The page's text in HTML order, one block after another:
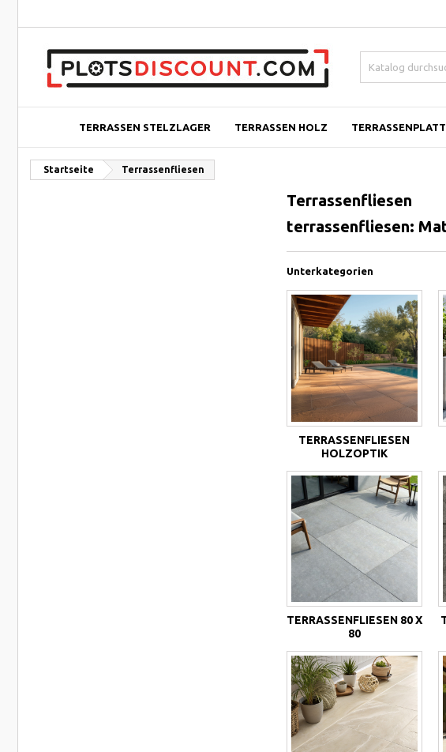
TERRASSEN STELZLAGER TERRASSEN HOLZ
Startseite Terrassenfliesen
Terrassenfliesen
terrassenfliesen:
Unterkategorien
TERRASSENFLIESEN
HOLZOPTIK
TERRASSENFLIESEN 80 X
80